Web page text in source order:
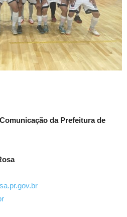
da Prefeitura de